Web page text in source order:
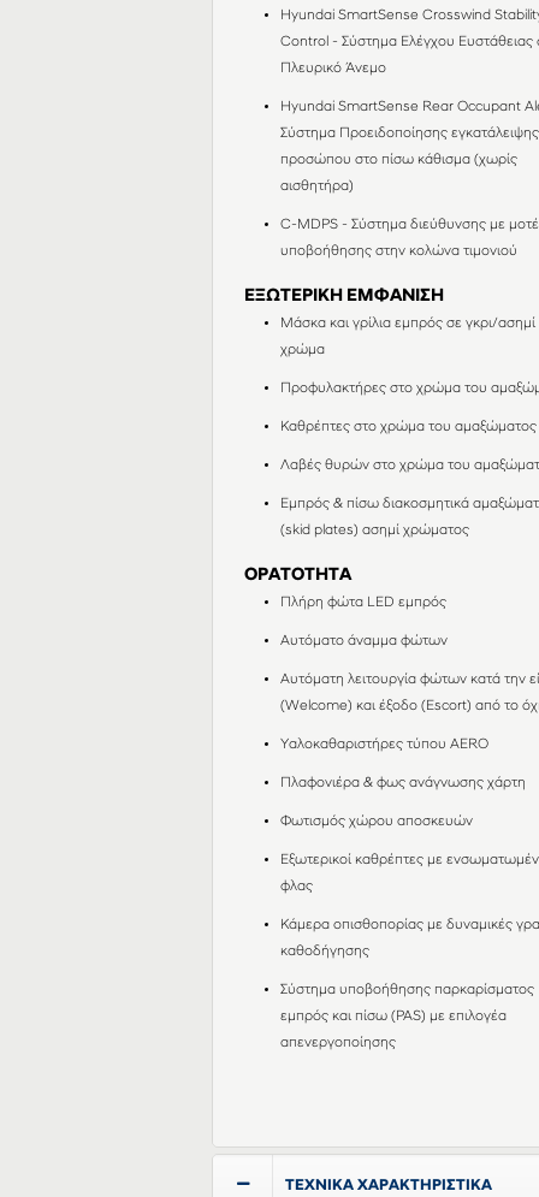
Hyundai SmartSense Crosswind
Control - Σύστημα Ελέγχου Ευστάθειας
Πλευρικό Άνεμο
Hyundai SmartSense Rear Occupant
Σύστημα Προειδοποίησης εγκατάλειψης
προσώπου στο πίσω κάθισμα (χωρίς
αισθητήρα)
C-MDPS - Σύστημα διεύθυνσης με
υποβοήθησης στην κολώνα τιμονιού
ΕΞΩΤΕΡΙΚΗ ΕΜΦΑΝΙΣΗ
Μάσκα και γρίλια εμπρός σε γκρι/ασημί
χρώμα
Προφυλακτήρες στο χρώμα του
Καθρέπτες στο χρώμα του αμαξώματος
Λαβές θυρών στο χρώμα του
Εμπρός & πίσω διακοσμητικά
(skid plates) ασημί χρώματος
ΟΡΑΤΟΤΗΤΑ
Πλήρη φώτα LED εμπρός
Αυτόματο άναμμα φώτων
Αυτόματη λειτουργία φώτων κατά την
(Welcome) και έξοδο (Escort) από το
Υαλοκαθαριστήρες τύπου AERO
Πλαφονιέρα & φως ανάγνωσης χάρτη
Φωτισμός χώρου αποσκευών
Εξωτερικοί καθρέπτες με
φλας
Κάμερα οπισθοπορίας με δυναμικές
καθοδήγησης
Σύστημα υποβοήθησης παρκαρίσματος
εμπρός και πίσω (PAS) με επιλογέα
απενεργοποίησης
ΤΕΧΝΙΚΑ ΧΑΡΑΚΤΗΡΙΣΤΙΚΑ